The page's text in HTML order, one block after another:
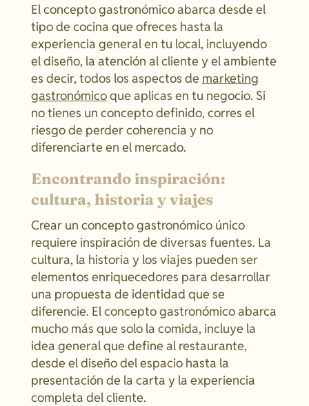
El concepto gastronómico abarca desde el
tipo de cocina que ofreces hasta la
experiencia general en tu local, incluyendo
el diseño, la atención al cliente y el ambiente
es decir, todos los aspectos de marketing
gastronómicoque aplicas en tu negocio. Si
no tienes un concepto definido, corres el
riesgo de perder coherencia y no
diferenciarte en el mercado.
Encontrando inspiración:
cultura, historia y viajes
Crear un concepto gastronómico único
requiere inspiración de diversas fuentes. La
cultura, la historia y los viajes pueden ser
elementos enriquecedores para desarrollar
una propuesta de identidad que se
diferencie. El concepto gastronómico abarca
mucho más que solo la comida, incluye la
idea general que define al restaurante,
desde el diseño del espacio hasta la
presentación de la carta y la experiencia
completa del cliente.